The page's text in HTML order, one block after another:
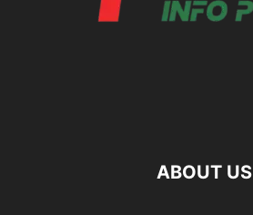
ABOUT US